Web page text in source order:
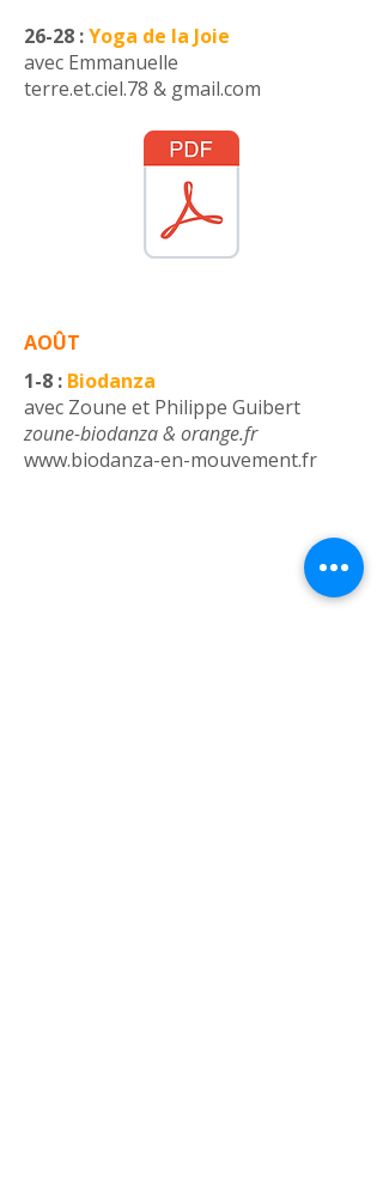
26-28 :Yoga de la Joie
avec Emmanuelle
terre.et.ciel.78 & gmail.com
AOÛT
1-8 : Biodanza
avec Zoune et Philippe Guibert
​zoune-biodanza & orange.fr
www.biodanza-en-mouvement.fr